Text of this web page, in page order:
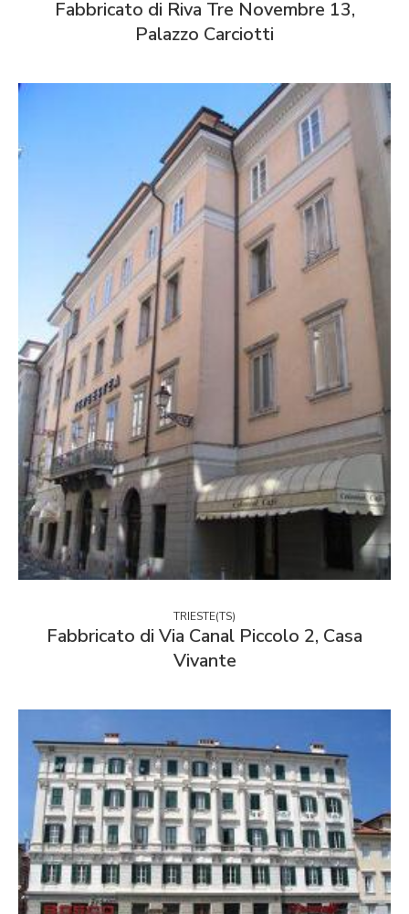
Fabbricato di Riva Tre Novembre 13,
Palazzo Carciotti
TRIESTE(TS)
Fabbricato di Via Canal Piccolo 2, Casa
Vivante